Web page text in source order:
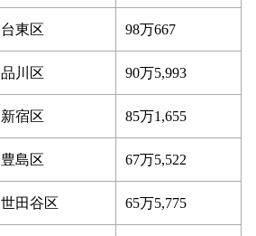
台東区 98万667
品川区 90万5,993
新宿区 85万1,655
豊島区 67万5,522
世田谷区 65万5,775